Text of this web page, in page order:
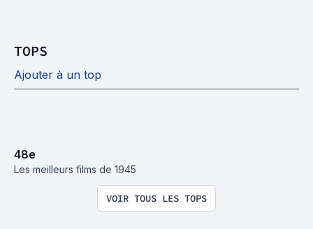
TOPS
Ajouter à un top
48e
Les meilleurs films de 1945
VOIR TOUS LES TOPS